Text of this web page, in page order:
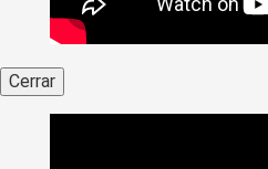
Cerrar